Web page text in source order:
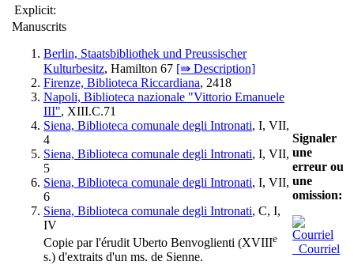
Explicit:
Manuscrits
Berlin, Staatsbibliothek und Preussischer
Kulturbesitz, Hamilton 67 [⇛ Description]
Firenze, Biblioteca Riccardiana, 2418
Napoli, Biblioteca nazionale "Vittorio Emanuele
III", XIII.C.71
Siena, Biblioteca comunale degli Intronati, I, VII,
4
Siena, Biblioteca comunale degli Intronati, I, VII,
5
Siena, Biblioteca comunale degli Intronati, I, VII,
6
Siena, Biblioteca comunale degli Intronati, C, I,
IV
Copie par l'érudit Uberto Benvoglienti (XVIIIe
s.) d'extraits d'un ms. de Sienne.
Signaler
une
erreur ou
une
omission:
Courriel